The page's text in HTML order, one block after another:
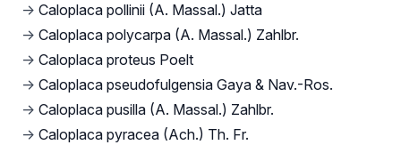
→ Caloplaca pollinii (A. Massal.) Jatta
→ Caloplaca polycarpa (A. Massal.) Zahlbr.
→ Caloplaca proteus Poelt
→ Caloplaca pseudofulgensia Gaya & Nav.-Ros.
→ Caloplaca pusilla (A. Massal.) Zahlbr.
→ Caloplaca pyracea (Ach.) Th. Fr.